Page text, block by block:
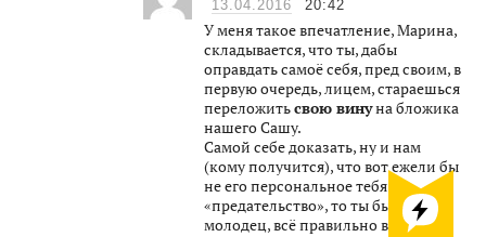
13.04.2016 20:42
У меня такое впечатление, Марина,
складывается, что ты, дабы
оправдать самоё себя, пред своим, в
первую очередь, лицем, стараешься
переложитьсвою винуна бложика
нашего Сашу.
Самой себе доказать, ну и нам
(кому получится), что вот ежели бы
не его персональное тебя
«предательство», то ты была бы
молодец, всё правильно в том